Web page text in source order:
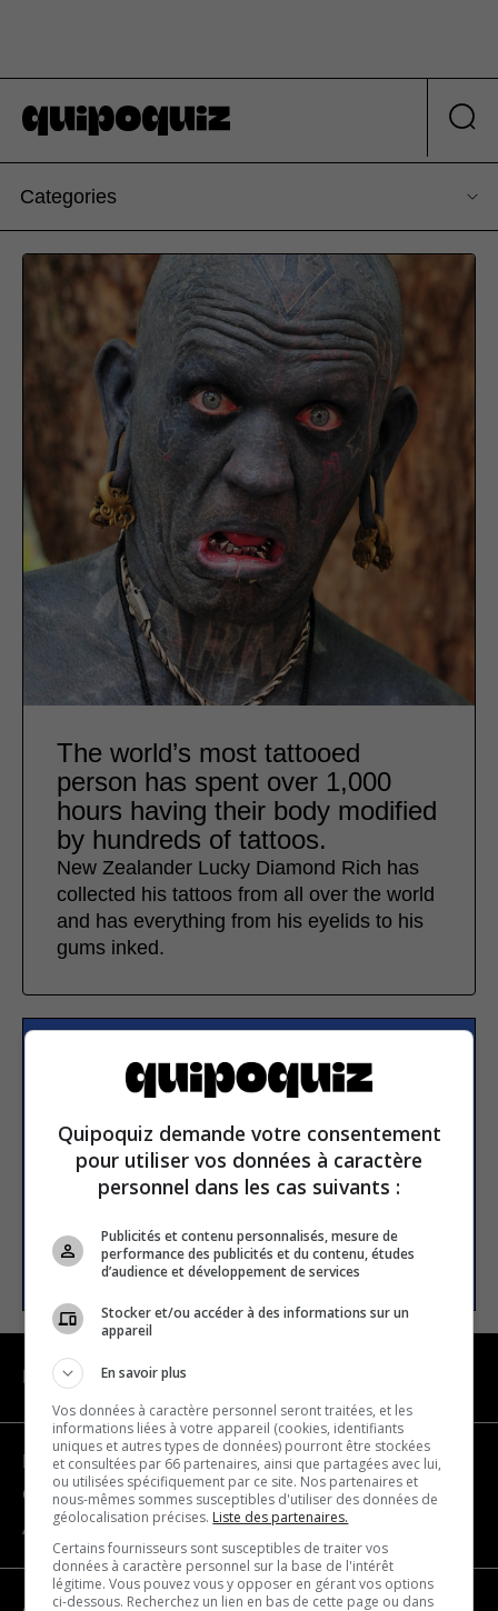
Categories
The world’s most tattooed
person has spent over 1,000
hours having their body modified
by hundreds of tattoos.
New Zealander Lucky Diamond Rich has
collected his tattoos from all over the world
and has everything from his eyelids to his
gums inked.
Subscribe to our
newsletter
Email address
SUBSCRIBE
NAVIGATION
Become a partner
Contact us
About us
Quipoquiz demande votre consentement
pour utiliser vos données à caractère
personnel dans les cas suivants :
Publicités et contenu personnalisés, mesure de
performance des publicités et du contenu, études
d’audience et développement de services
Stocker et/ou accéder à des informations sur un
appareil
En savoir plus
Vos données à caractère personnel seront traitées, et les
informations liées à votre appareil (cookies, identifiants
uniques et autres types de données) pourront être stockées
et consultées par 66 partenaires, ainsi que partagées avec lui,
ou utilisées spécifiquement par ce site. Nos partenaires et
nous-mêmes sommes susceptibles d'utiliser des données de
géolocalisation précises. Liste des partenaires.
Certains fournisseurs sont susceptibles de traiter vos
données à caractère personnel sur la base de l'intérêt
légitime. Vous pouvez vous y opposer en gérant vos options
ci-dessous. Recherchez un lien en bas de cette page ou dans